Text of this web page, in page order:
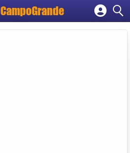
CampoGrande
Cadastrar empresa